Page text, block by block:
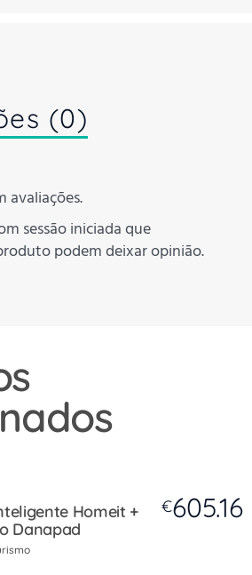
(0)
avaliações.
sessão iniciada que
podem deixar opinião.
Homeit +
Danapad
€605.16